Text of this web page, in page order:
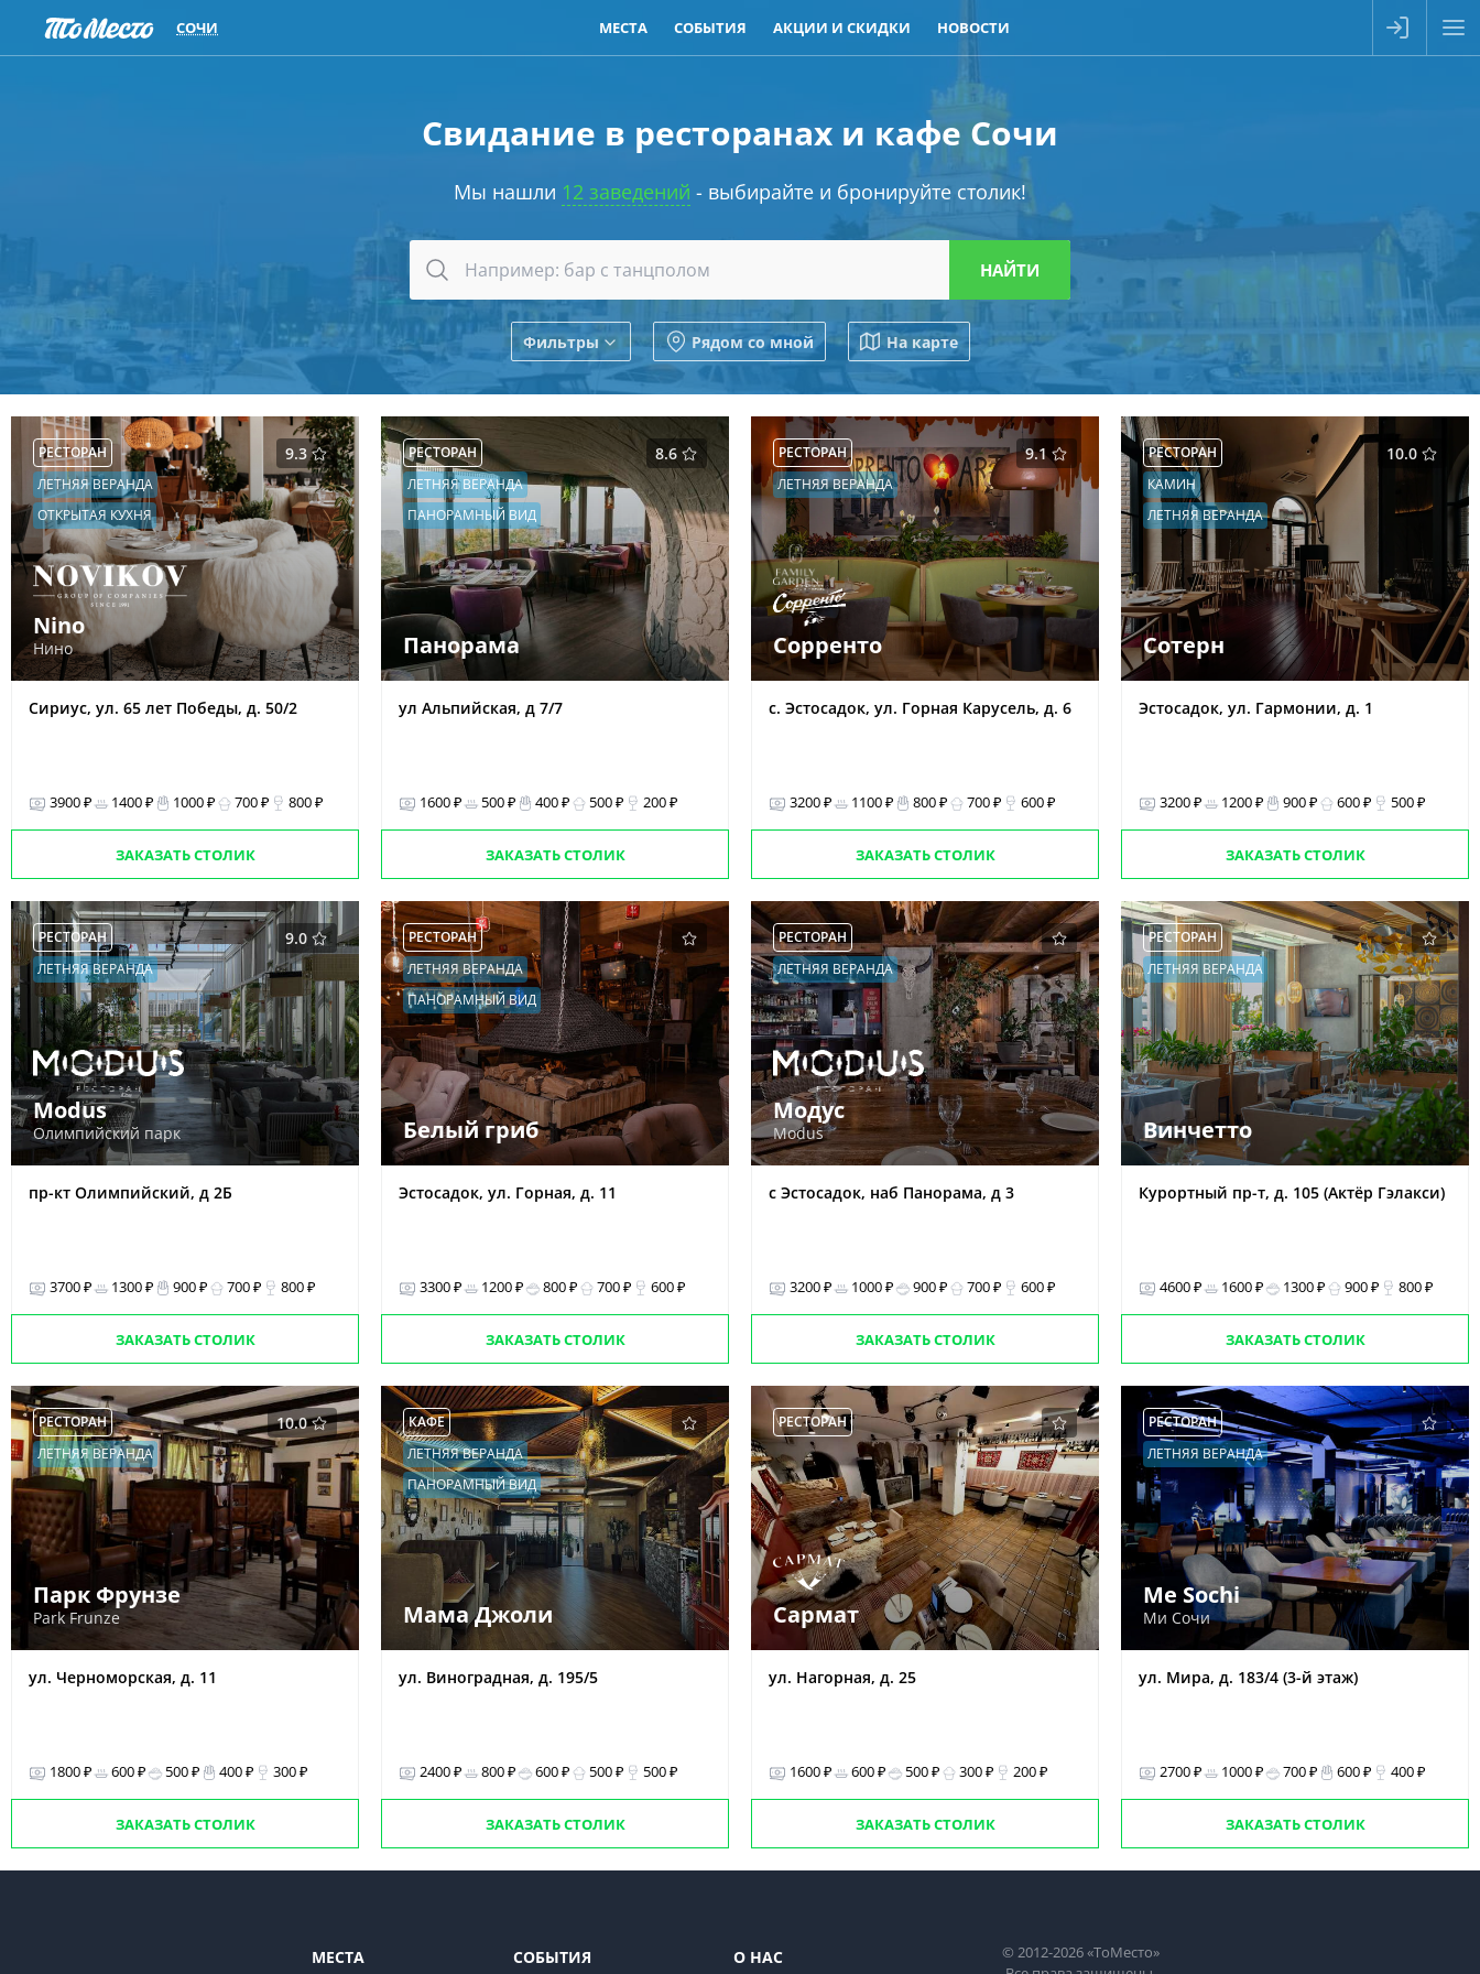
СОЧИ МЕСТА СОБЫТИЯ АКЦИИ И СКИДКИ НОВОСТИ
Свидание в ресторанах и кафе Сочи
Мы нашли 12 заведений - выбирайте и бронируйте столик!
Фильтры Рядом со мной На карте
9.3
РЕСТОРАН
ЛЕТНЯЯ ВЕРАНДА
ОТКРЫТАЯ КУХНЯ
Nino
Нино
Сириус, ул. 65 лет Победы, д. 50/2
3900 ₽ 1400 ₽ 1000 ₽ 700 ₽ 800 ₽
ЗАКАЗАТЬ СТОЛИК
8.6
РЕСТОРАН
ЛЕТНЯЯ ВЕРАНДА
ПАНОРАМНЫЙ ВИД
Панорама
ул Альпийская, д 7/7
1600 ₽ 500 ₽ 400 ₽ 500 ₽ 200 ₽
ЗАКАЗАТЬ СТОЛИК
9.1
РЕСТОРАН
ЛЕТНЯЯ ВЕРАНДА
Сорренто
с. Эстосадок, ул. Горная Карусель, д. 6
3200 ₽ 1100 ₽ 800 ₽ 700 ₽ 600 ₽
ЗАКАЗАТЬ СТОЛИК
10.0
РЕСТОРАН
КАМИН
ЛЕТНЯЯ ВЕРАНДА
Сотерн
Эстосадок, ул. Гармонии, д. 1
3200 ₽ 1200 ₽ 900 ₽ 600 ₽ 500 ₽
ЗАКАЗАТЬ СТОЛИК
9.0
РЕСТОРАН
ЛЕТНЯЯ ВЕРАНДА
Modus
Олимпийский парк
пр-кт Олимпийский, д 2Б
3700 ₽ 1300 ₽ 900 ₽ 700 ₽ 800 ₽
ЗАКАЗАТЬ СТОЛИК
РЕСТОРАН
ЛЕТНЯЯ ВЕРАНДА
ПАНОРАМНЫЙ ВИД
Белый гриб
Эстосадок, ул. Горная, д. 11
3300 ₽ 1200 ₽ 800 ₽ 700 ₽ 600 ₽
ЗАКАЗАТЬ СТОЛИК
РЕСТОРАН
ЛЕТНЯЯ ВЕРАНДА
Модус
Modus
с Эстосадок, наб Панорама, д 3
3200 ₽ 1000 ₽ 900 ₽ 700 ₽ 600 ₽
ЗАКАЗАТЬ СТОЛИК
РЕСТОРАН
ЛЕТНЯЯ ВЕРАНДА
Винчетто
Курортный пр-т, д. 105 (Актёр Гэлакси)
4600 ₽ 1600 ₽ 1300 ₽ 900 ₽ 800 ₽
ЗАКАЗАТЬ СТОЛИК
10.0
РЕСТОРАН
ЛЕТНЯЯ ВЕРАНДА
Парк Фрунзе
Park Frunze
ул. Черноморская, д. 11
1800 ₽ 600 ₽ 500 ₽ 400 ₽ 300 ₽
ЗАКАЗАТЬ СТОЛИК
КАФЕ
ЛЕТНЯЯ ВЕРАНДА
ПАНОРАМНЫЙ ВИД
Мама Джоли
ул. Виноградная, д. 195/5
2400 ₽ 800 ₽ 600 ₽ 500 ₽ 500 ₽
ЗАКАЗАТЬ СТОЛИК
РЕСТОРАН
Сармат
ул. Нагорная, д. 25
1600 ₽ 600 ₽ 500 ₽ 300 ₽ 200 ₽
ЗАКАЗАТЬ СТОЛИК
РЕСТОРАН
ЛЕТНЯЯ ВЕРАНДА
Me Sochi
Ми Сочи
ул. Мира, д. 183/4 (3-й этаж)
2700 ₽ 1000 ₽ 700 ₽ 600 ₽ 400 ₽
ЗАКАЗАТЬ СТОЛИК
МЕСТА СОБЫТИЯ О НАС
© 2012-2026 «ТоМесто»